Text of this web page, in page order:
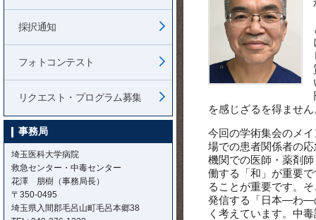
を感じざるを得ません
今回の学術集会のメ
場での患者関係者の
機関での医師・薬剤
働する「和」が重要
ることが重要です。
発信する「日本―わ―
く考えています。中
採択通知
フォトコンテスト
リクエスト・プログラム募集
事務局
埼玉医科大学病院
救急センター・中毒センター
花澤 朋樹（事務局長）
〒350-0495
埼玉県入間郡毛呂山町毛呂本郷38